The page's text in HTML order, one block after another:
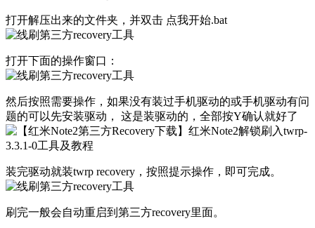
打开解压出来的文件夹，并双击 点我开始.bat
打开下面的操作窗口：
然后按照需要操作，如果没有装过手机驱动的或手机驱动有问
题的可以先安装驱动， 这是装驱动的，全部按Y确认就好了
装完驱动就装twrp recovery，按照提示操作，即可完成。
刷完一般会自动重启到第三方recovery里面。